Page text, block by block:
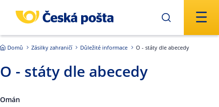
Domů Zásilky zahraničí Důležité informace O - státy dle abecedy
O - státy dle abecedy
Omán